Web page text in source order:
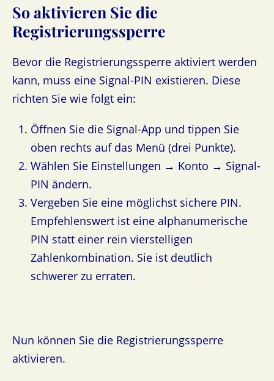
So aktivieren Sie die
Registrierungssperre
Bevor die Registrierungssperre aktiviert werden
kann, muss eine Signal-PIN existieren. Diese
richten Sie wie folgt ein:
Öffnen Sie die Signal-App und tippen Sie
oben rechts auf das Menü (drei Punkte).
Wählen Sie Einstellungen → Konto → Signal-
PIN ändern.
Vergeben Sie eine möglichst sichere PIN.
Empfehlenswert ist eine alphanumerische
PIN statt einer rein vierstelligen
Zahlenkombination. Sie ist deutlich
schwerer zu erraten.
Nun können Sie die Registrierungssperre
aktivieren.